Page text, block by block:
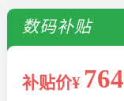
数码补贴
补贴价¥ 764